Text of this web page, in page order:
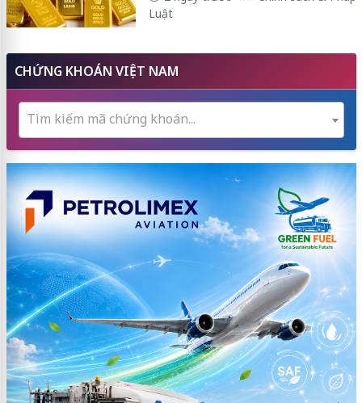
Luật
CHỨNG KHOÁN VIỆT NAM
Tìm kiếm mã chứng khoán...